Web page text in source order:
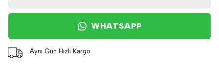
WHATSAPP
Aynı Gün Hızlı Kargo